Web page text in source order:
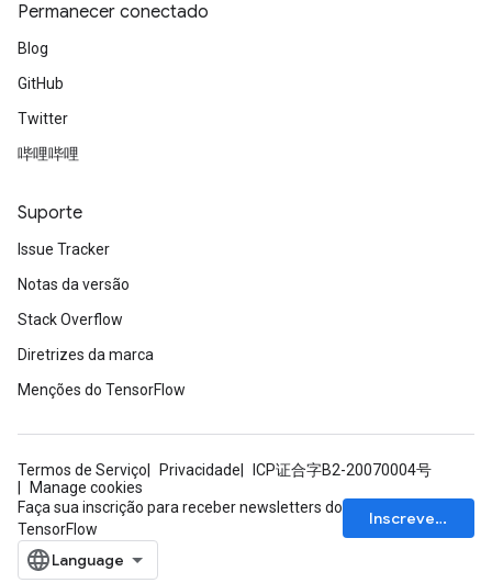
Permanecer conectado
Blog
GitHub
Twitter
哔哩哔哩
Suporte
Issue Tracker
Notas da versão
Stack Overflow
Diretrizes da marca
Menções do TensorFlow
Termos de Serviço Privacidade
ICP证合字B2-20070004号
Manage cookies
Faça sua inscrição para receber newsletters do
TensorFlow
Inscrever-se